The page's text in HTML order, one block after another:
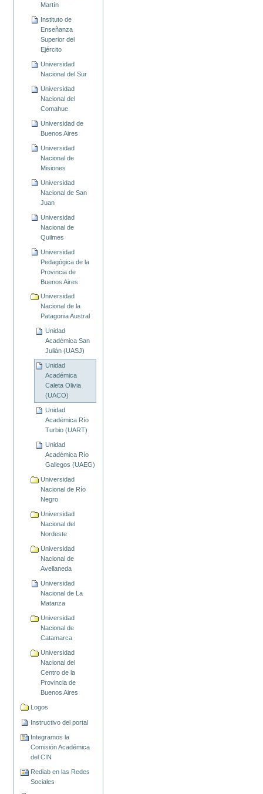
Martín
Instituto de
Enseñanza
Superior del
Ejército
Universidad
Nacional del Sur
Universidad
Nacional del
Comahue
Universidad de
Buenos Aires
Universidad
Nacional de
Misiones
Universidad
Nacional de San
Juan
Universidad
Nacional de
Quilmes
Universidad
Pedagógica de la
Provincia de
Buenos Aires
Universidad
Nacional de la
Patagonia Austral
Unidad
Académica San
Julián (UASJ)
Unidad
Académica
Caleta Olivia
(UACO)
Unidad
Académica Río
Turbio (UART)
Unidad
Académica Río
Gallegos (UAEG)
Universidad
Nacional de Río
Negro
Universidad
Nacional del
Nordeste
Universidad
Nacional de
Avellaneda
Universidad
Nacional de La
Matanza
Universidad
Nacional de
Catamarca
Universidad
Nacional del
Centro de la
Provincia de
Buenos Aires
Logos
Instructivo del portal
Integramos la
Comisión Académica
del CIN
Rediab en las Redes
Sociales